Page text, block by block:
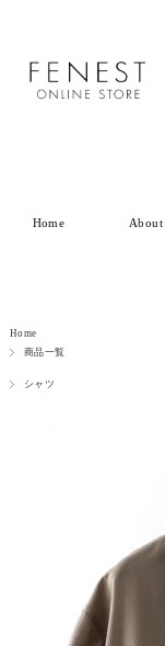
Home About
Home
商品一覧
シャツ